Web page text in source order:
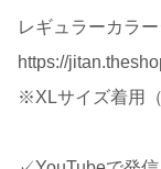
レギュラーカラ
https://
※XLサイズ着用（